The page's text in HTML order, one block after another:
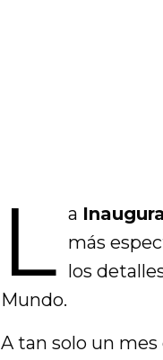
L a
más
los
Mundo.
A tan solo un